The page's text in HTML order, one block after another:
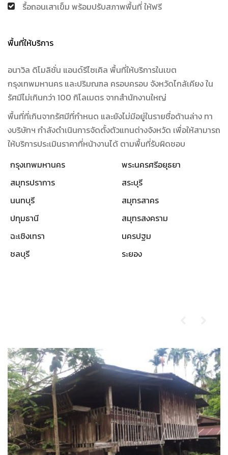
รื้อถอนเสาเข็ม พร้อมปรับสภาพพื้นที่ ให้ฟรี
พื้นที่ให้บริการ
อนาวิล ดิโมลิชั่น แอนด์รีไซเคิล พื้นที่ให้บริการในเขต
กรุงเทพมหานคร และปริมณฑล ครอบครอบ จังหวัดไกล้เคียง ใน
รัศมีไม่เกินกว่า 100 กิโลเมตร จากสำนักงานใหญ่
พื้นที่ที่เกินจากรัศมีที่กำหนด และยังไม่มีอยู่ในรายชื่อด้านล่าง ทา
งบริษัทฯ กำลังดำเนินการจัดตั้งตัวแทนต่างจังหวัด เพื่อให้สามารถ
ให้บริการประเมินราคาที่หน้างานได้ ตามพื้นที่รับผิดชอบ
กรุงเทพมหานคร
พระนครศรีอยุธยา
สมุทรปราการ
สระบุรี
นนทบุรี
สมุทรสาคร
ปทุมธานี
สมุทรสงคราม
ฉะเชิงเทรา
นครปฐม
ชลบุรี
ระยอง
รับซื้อบ้านไม้เก่า-ตราด